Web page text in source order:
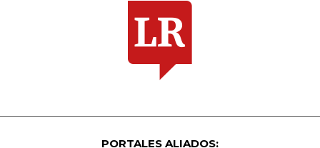
PORTALES ALIADOS: